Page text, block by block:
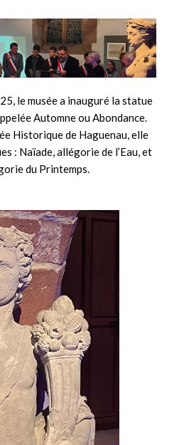
le musée a inauguré la statue
Automne ou Abondance.
Historique de Haguenau, elle
: Naïade, allégorie de l’Eau, et
du Printemps.